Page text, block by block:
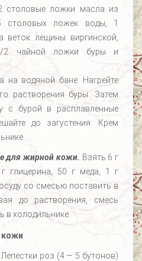
столовые ложки масла из
столовых ложек воды, 1
лещины виргинской,
2 чайной ложки буры и
на водяной бане. Нагрейте
растворения буры. Затем
с бурой в расплавленные
до загустения. Крем
для жирной кожи. Взять 6 г
глицерина, 50 г меда, 1 г
со смесью поставить в
до растворения, смесь
в холодильнике.
кожи
Лепестки роз (4 — 5 бутонов)